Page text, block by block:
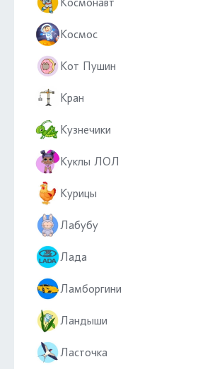
Космос
Кот Пушин
Кран
Кузнечики
Куклы ЛОЛ
Курицы
Лабубу
Лада
Ламборгини
Ландыши
Ласточка